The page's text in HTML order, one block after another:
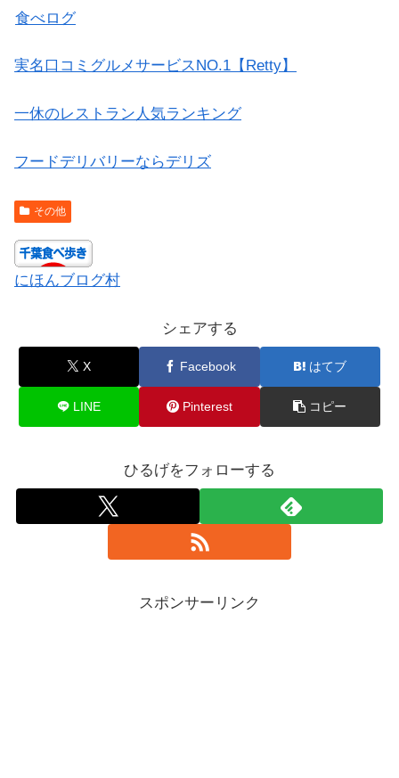
食べログ
実名口コミグルメサービスNO.1【Retty】
一休のレストラン人気ランキング
フードデリバリーならデリズ
その他
にほんブログ村
シェアする
X Facebook はてブ
LINE Pinterest コピー
ひるげをフォローする
スポンサーリンク